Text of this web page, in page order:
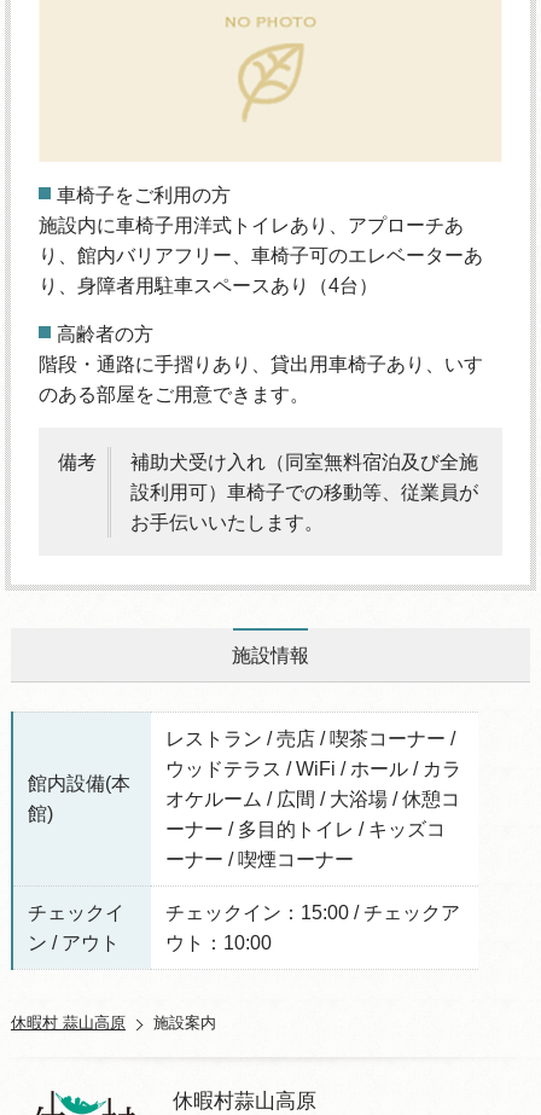
車椅子をご利用の方
施設内に車椅子用洋式トイレあり、アプローチあ
り、館内バリアフリー、車椅子可のエレベーターあ
り、身障者用駐車スペースあり（4台）
高齢者の方
階段・通路に手摺りあり、貸出用車椅子あり、いす
のある部屋をご用意できます。
備考
補助犬受け入れ（同室無料宿泊及び全施
設利用可）車椅子での移動等、従業員が
お手伝いいたします。
施設情報
館内設備(本
館)
レストラン / 売店 / 喫茶コーナー /
ウッドテラス / WiFi / ホール / カラ
オケルーム / 広間 / 大浴場 / 休憩コ
ーナー / 多目的トイレ / キッズコ
ーナー / 喫煙コーナー
チェックイ
ン / アウト
チェックイン：15:00 / チェックア
ウト：10:00
休暇村 蒜山高原 施設案内
休暇村蒜山高原